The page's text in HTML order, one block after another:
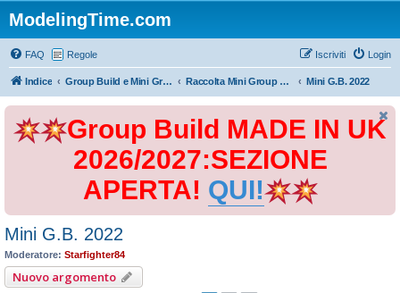
ModelingTime.com
FAQ Regole Login
Iscriviti
Indice Group Build e Mini Group Build Raccolta Mini Group Build Mini G.B. 2022
Group Build MADE IN UK
2026/2027:SEZIONE
APERTA! QUI!
Mini G.B. 2022
Moderatore: Starfighter84
Nuovo argomento